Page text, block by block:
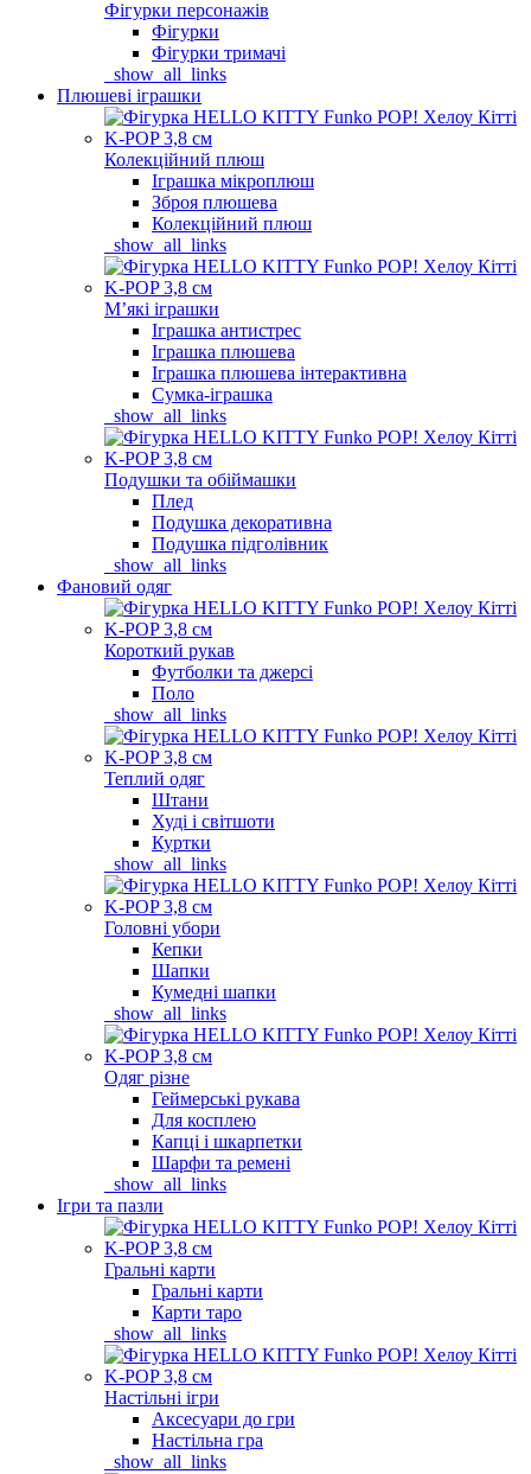
Фігурки персонажів
Фігурки
Фігурки тримачі
_show_all_links
Плюшеві іграшки
Колекційний плюш
Іграшка мікроплюш
Зброя плюшева
Колекційний плюш
_show_all_links
Мʼякі іграшки
Іграшка антистрес
Іграшка плюшева
Іграшка плюшева інтерактивна
Сумка-іграшка
_show_all_links
Подушки та обіймашки
Плед
Подушка декоративна
Подушка підголівник
_show_all_links
Фановий одяг
Короткий рукав
Футболки та джерсі
Поло
_show_all_links
Теплий одяг
Штани
Худі і світшоти
Куртки
_show_all_links
Головні убори
Кепки
Шапки
Кумедні шапки
_show_all_links
Одяг різне
Геймерські рукава
Для косплею
Капці і шкарпетки
Шарфи та ремені
_show_all_links
Ігри та пазли
Гральні карти
Гральні карти
Карти таро
_show_all_links
Настільні ігри
Аксесуари до гри
Настільна гра
_show_all_links